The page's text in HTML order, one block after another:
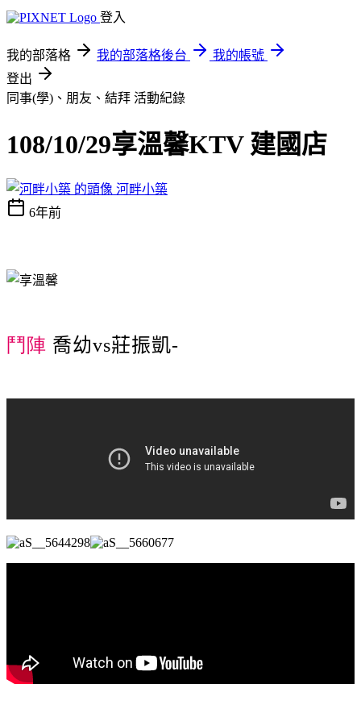
登入
我的部落格 我的部落格後台
我的帳號
登出
同事(學)、朋友、結拜 活動紀錄
108/10/29享溫馨KTV 建國店
河畔小築
6年前
鬥陣 喬幼vs莊振凱-